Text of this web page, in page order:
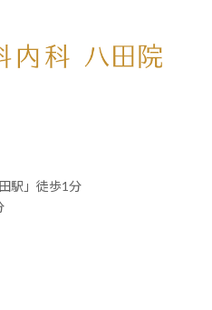
駅」徒歩1分